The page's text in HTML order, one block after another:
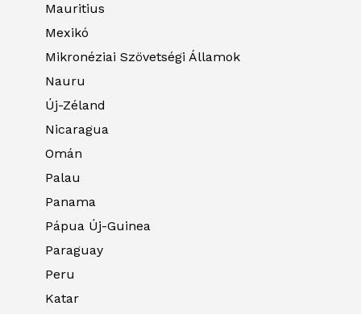
Mauritius
Mexikó
Mikronéziai Szövetségi Államok
Nauru
Új-Zéland
Nicaragua
Omán
Palau
Panama
Pápua Új-Guinea
Paraguay
Peru
Katar